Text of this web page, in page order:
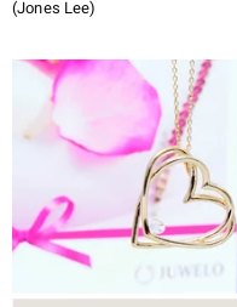
(Jones Lee)